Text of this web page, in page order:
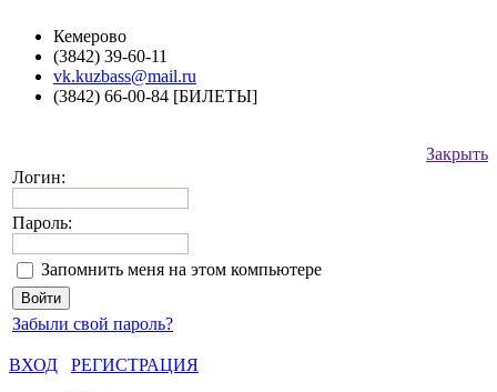
Кемерово
(3842) 39-60-11
vk.kuzbass@mail.ru
(3842) 66-00-84 [БИЛЕТЫ]
Закрыть
Логин:
Пароль:
Запомнить меня на этом компьютере
Забыли свой пароль?
ВХОД
РЕГИСТРАЦИЯ